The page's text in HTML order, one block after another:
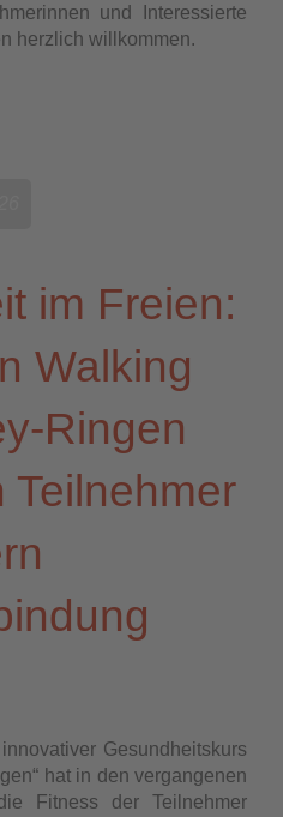
und Interessierte
herzlich willkommen.
im Freien:
Walking
Ringen
Teilnehmer
Gesundheitskurs
hat in den vergangenen
Fitness der Teilnehmer